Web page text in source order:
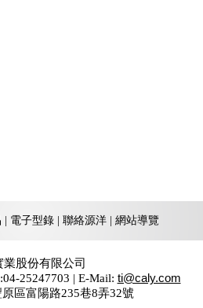
電子型錄| 聯絡源洋| 網站導覽